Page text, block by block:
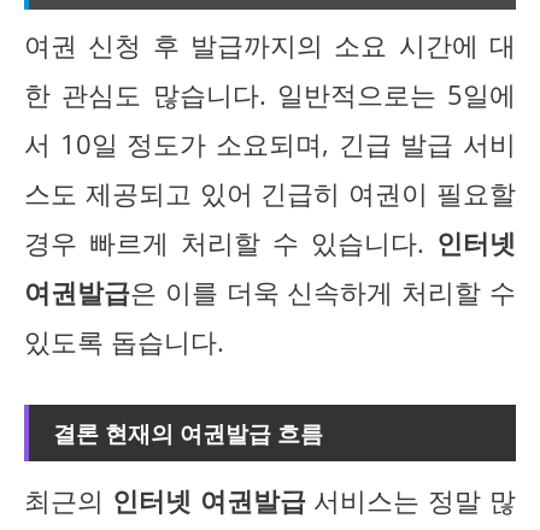
여권 신청 후 발급까지의 소요 시간에 대
한 관심도 많습니다. 일반적으로는 5일에
서 10일 정도가 소요되며, 긴급 발급 서비
스도 제공되고 있어 긴급히 여권이 필요할
경우 빠르게 처리할 수 있습니다. 인터넷
여권발급은 이를 더욱 신속하게 처리할 수
있도록 돕습니다.
결론 현재의 여권발급 흐름
최근의 인터넷 여권발급서비스는 정말 많